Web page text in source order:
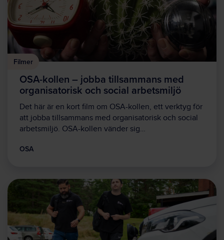
Filmer
OSA-kollen – jobba tillsammans med
organisatorisk och social arbetsmiljö
Det här är en kort film om OSA-kollen, ett verktyg för
att jobba tillsammans med organisatorisk och social
arbetsmiljö. OSA-kollen vänder sig…
OSA